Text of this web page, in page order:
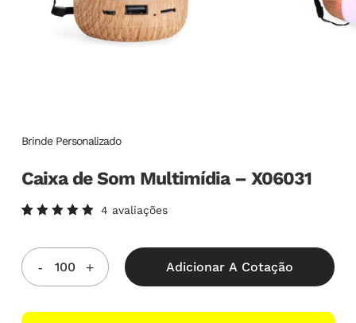
Brinde Personalizado
Caixa de Som Multimídia – X06031
5.00de
5, com
baseado
em
clientes
4 avaliações
Adicionar A Cotação